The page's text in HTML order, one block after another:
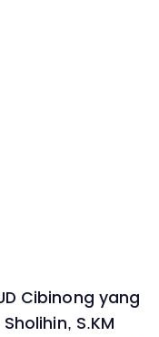
Cibinong yang
S.KM